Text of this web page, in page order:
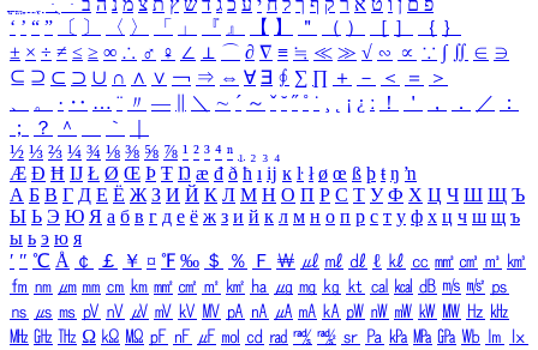
ִֶֹ ֻּ ׁׂ פ ם ן ו ט א ר ק ף ך ל ח י ע כ ג ד ש ץ ת צ מ נ ה ב
‘ ’ “ ” 〔 〕 〈 〉 「 」 『 』 【 】 ＂ （ ） ［ ］ ｛ ｝
± × ÷ ≠ ≤ ≥ ∞ ∴ ♂ ♀ ∠ ⊥ ⌒ ∂ ∇ ≡ ≒ ≪ ≫ √ ∽ ∝ ∵ ∫ ∬ ∈ ∋
⊆ ⊇ ⊂ ⊃ ∪ ∩ ∧ ∨ ￢ ⇒ ⇔ ∀ ∃ ∮ ∑ ∏ ＋ － ＜ ＝
＞
、
。 · ‥ … ¨ 〃 ― ＼ ∼ ´ ～ ˇ ˘ ˝ ˚ ˙ ¸ ¡ ¿ ː ！ ＇ ， ． ／
：
；
？ ＾ ｀
½ ⅓ ⅔ ¼ ¾ ⅛ ⅜ ⅝ ⅞ ¹ ² ³ ⁴ ⁿ ₁ ₂ ₃ ₄
Æ Ð Ħ Ĳ Ł Ø Œ Þ Ŧ Ŋ æ đ ð ħ ı ĳ ĸ ŀ ł ø œ ß þ ŧ ŋ ŉ
А Б В Г Д Е Ё Ж З И Й К Л М Н О П Р С Т У Ф Х Ц Ч Ш Щ Ъ
Ы Ь Э Ю Я а б в г д е ё ж з и й к л м н о п р с т у ф х ц ч ш щ ъ
ы ь э ю я
′ ″ ℃ Å ￠ ￡ ￥ ¤ ℉ ‰ ＄ ％ Ｆ ￦ ㎕ ㎖ ㎗ ℓ ㎘ ㏄ ㎣ ㎤ ㎥ ㎦
㎙ ㎚ ㎛ ㎜ ㎝ ㎞ ㎟ ㎠ ㎡ ㎢ ㏊ ㎍ ㎎ ㎏ ㏏ ㎈ ㎉ ㏈ ㎧ ㎨ ㎰
㎱ ㎲ ㎳ ㎴ ㎵ ㎶ ㎷ ㎸ ㎹ ㎀ ㎁ ㎂ ㎃ ㎄ ㎺ ㎻ ㎽ ㎾ ㎿ ㎐ ㎑
㎒ ㎓ ㎔ Ω ㏀ ㏁ ㎊ ㎋ ㎌ ㏖ ㏅ ㎭ ㎮ ㎯ ㏛ ㎩ ㎪ ㎫ ㎬ ㏝ ㏐
㏓